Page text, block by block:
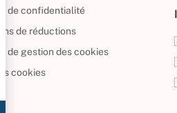
de confidentialité
de réductions
de gestion des cookies
cookies